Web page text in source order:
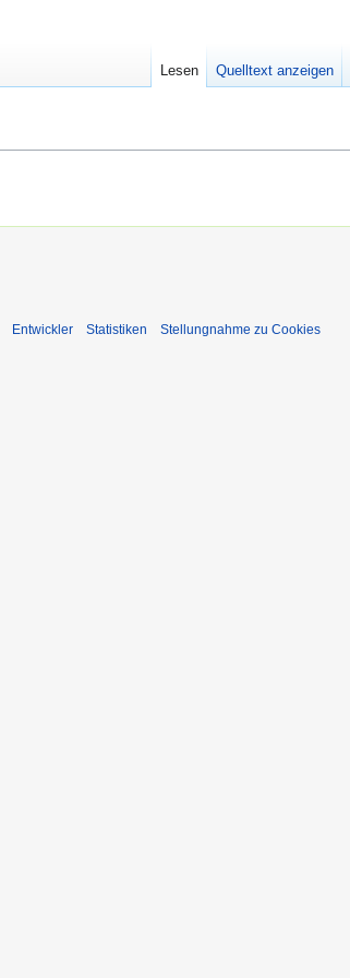
Lesen Quelltext anzeigen
Entwickler Statistiken Stellungnahme zu Cookies